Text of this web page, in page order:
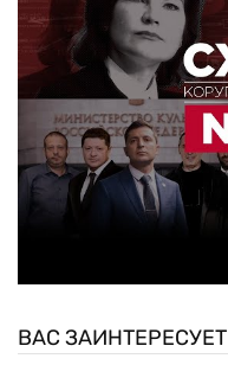
ВАС ЗАИНТЕРЕСУЕТ